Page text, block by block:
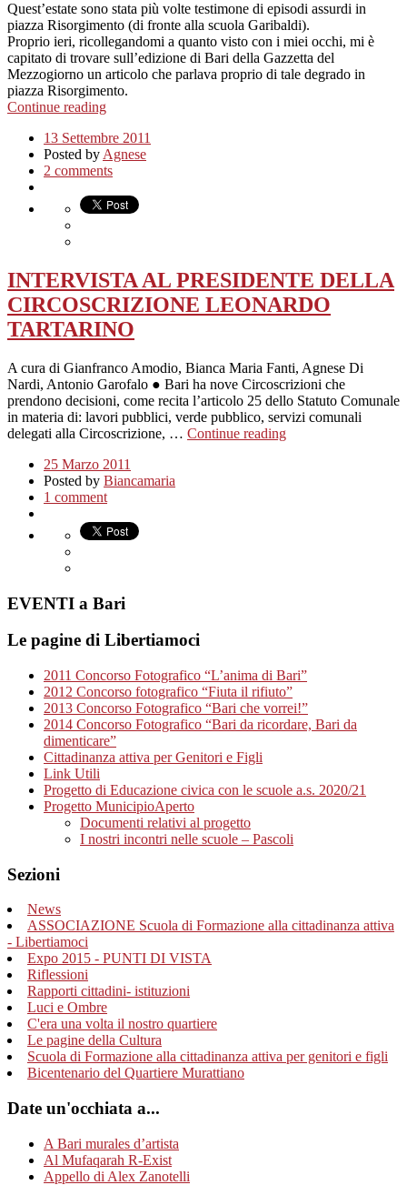
Quest’estate sono stata più volte testimone di episodi assurdi in
piazza Risorgimento (di fronte alla scuola Garibaldi).
Proprio ieri, ricollegandomi a quanto visto con i miei occhi, mi è
capitato di trovare sull’edizione di Bari della Gazzetta del
Mezzogiorno un articolo che parlava proprio di tale degrado in
piazza Risorgimento.
Continue reading
13 Settembre 2011
Posted by Agnese
2 comments
INTERVISTA AL PRESIDENTE DELLA
CIRCOSCRIZIONE LEONARDO
TARTARINO
A cura di Gianfranco Amodio, Bianca Maria Fanti, Agnese Di
Nardi, Antonio Garofalo ● Bari ha nove Circoscrizioni che
prendono decisioni, come recita l’articolo 25 dello Statuto Comunale
in materia di: lavori pubblici, verde pubblico, servizi comunali
delegati alla Circoscrizione, … Continue reading
25 Marzo 2011
Posted by Biancamaria
1 comment
EVENTI a Bari
Le pagine di Libertiamoci
2011 Concorso Fotografico “L’anima di Bari”
2012 Concorso fotografico “Fiuta il rifiuto”
2013 Concorso Fotografico “Bari che vorrei!”
2014 Concorso Fotografico “Bari da ricordare, Bari da
dimenticare”
Cittadinanza attiva per Genitori e Figli
Link Utili
Progetto di Educazione civica con le scuole a.s. 2020/21
Progetto MunicipioAperto
Documenti relativi al progetto
I nostri incontri nelle scuole – Pascoli
Sezioni
News
ASSOCIAZIONE Scuola di Formazione alla cittadinanza attiva
- Libertiamoci
Expo 2015 - PUNTI DI VISTA
Riflessioni
Rapporti cittadini- istituzioni
Luci e Ombre
C'era una volta il nostro quartiere
Le pagine della Cultura
Scuola di Formazione alla cittadinanza attiva per genitori e figli
Bicentenario del Quartiere Murattiano
Date un'occhiata a...
A Bari murales d’artista
Al Mufaqarah R-Exist
Appello di Alex Zanotelli